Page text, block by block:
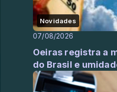
Novidades
07/08/2026
Oeiras registra a
do Brasil e